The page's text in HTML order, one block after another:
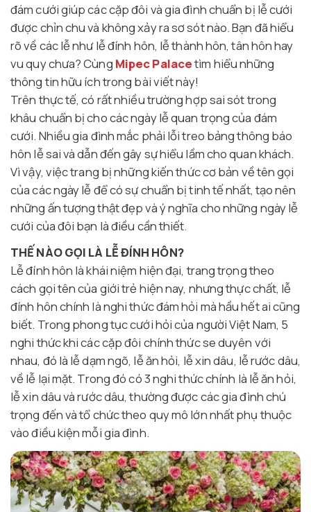
đám cưới giúp các cặp đôi và gia đình chuẩn bị lễ cưới
được chỉn chu và không xảy ra sơ sót nào. Bạn đã hiểu
rõ về các lễ như lễ đính hôn, lễ thành hôn, tân hôn hay
vu quy chưa? Cùng Mipec Palacetìm hiểu những
thông tin hữu ích trong bài viết này!
Trên thực tế, có rất nhiều trường hợp sai sót trong
khâu chuẩn bị cho các ngày lễ quan trọng của đám
cưới. Nhiều gia đình mắc phải lỗi treo bảng thông báo
hôn lễ sai và dẫn đến gây sự hiểu lầm cho quan khách.
Vì vậy, việc trang bị những kiến thức cơ bản về tên gọi
của các ngày lễ để có sự chuẩn bị tinh tế nhất, tạo nên
những ấn tượng thật đẹp và ý nghĩa cho những ngày lễ
cưới của đôi bạn là điều cần thiết.
THẾ NÀO GỌI LÀ LỄ ĐÍNH HÔN?
Lễ đính hôn là khái niệm hiện đại, trang trọng theo
cách gọi tên của giới trẻ hiện nay, nhưng thực chất, lễ
đính hôn chính là nghi thức đám hỏi mà hầu hết ai cũng
biết. Trong phong tục cưới hỏi của người Việt Nam, 5
nghi thức khi các cặp đôi chính thức se duyên với
nhau, đó là lễ dạm ngõ, lễ ăn hỏi, lễ xin dâu, lễ rước dâu,
về lễ lại mặt. Trong đó có 3 nghi thức chính là lễ ăn hỏi,
lễ xin dâu và rước dâu, thường được các gia đình chú
trọng đến và tổ chức theo quy mô lớn nhất phụ thuộc
vào điều kiện mỗi gia đình.